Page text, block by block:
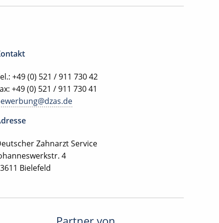
+49 (0) 521 / 911 730 42
+49 (0) 521 / 911 730 41
Zahnarzt Service
4
Bielefeld